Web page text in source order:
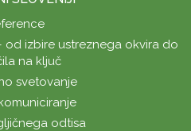
od izbire ustreznega okvira do
na ključ
svetovanje
odtisa